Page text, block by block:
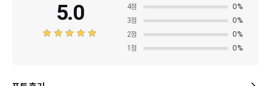
5.0
4점 0%
3점 0%
2점 0%
1 점 0%